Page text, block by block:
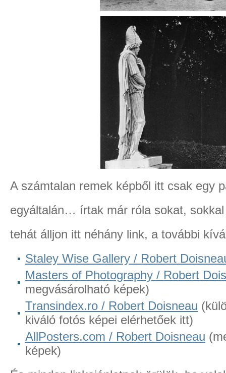
A számtalan remek képből itt csak egy
egyáltalán… írtak már róla sokat,
tehát álljon itt néhány link, a további
Staley Wise Gallery / Robert
Masters of Photography / Robert
megvásárolható képek)
Transindex.ro / Robert Doisneau
kiváló fotós képei elérhetőek itt)
AllPosters.com / Robert Doisneau
képek)